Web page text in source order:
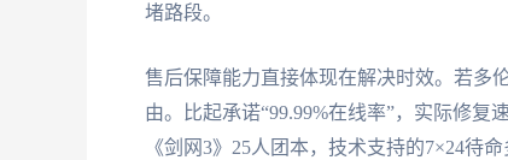
堵路段。
售后保障能力直接体现在解决时效。若多
由。比起承诺“99.99%在线率”，实际修
《剑网3》25人团本，技术支持的7×24待命